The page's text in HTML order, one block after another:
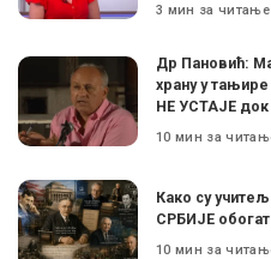
3 мин за читање
Др Пановић:
храну у
НЕ УСТАЈЕ
10 мин за
Како су
СРБИЈЕ
10 мин за